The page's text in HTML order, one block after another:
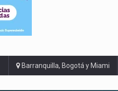
Barranquilla, Bogotá y Miami